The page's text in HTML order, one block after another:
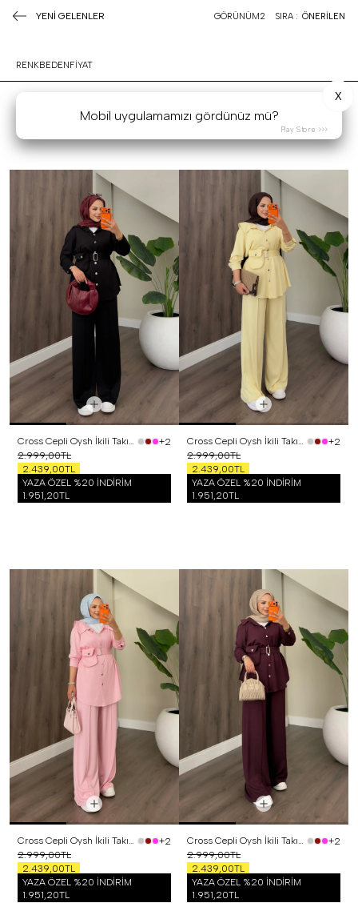
YENİ GELENLER GÖRÜNÜM2 SIRA : ÖNERİLEN
RENKBEDENFİYAT
Cross Cepli Oysh İkili Takım Siyah
+2
2.999,00TL
2.439,00TL
YAZA ÖZEL %20 İNDİRİM
1.951,20TL
Cross Cepli Oysh İkili Takım Sarı
+2
2.999,00TL
2.439,00TL
YAZA ÖZEL %20 İNDİRİM
1.951,20TL
Cross Cepli Oysh İkili Takım Pembe
+2
2.999,00TL
2.439,00TL
YAZA ÖZEL %20 İNDİRİM
1.951,20TL
Cross Cepli Oysh İkili Takım Bordo
+2
2.999,00TL
2.439,00TL
YAZA ÖZEL %20 İNDİRİM
1.951,20TL
Mobil uygulamamızı gördünüz mü?
X
Play Store >>>